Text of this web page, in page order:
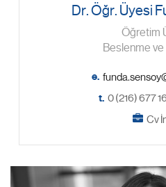
Dr. Öğr. Üyesi
Öğretim
Beslenme
e.
t. 0 (216) 677
Cv